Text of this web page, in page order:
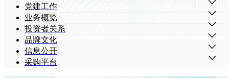
党建工作
业务概览
投资者关系
品牌文化
信息公开
采购平台